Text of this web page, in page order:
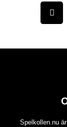
Spelkollen.nu